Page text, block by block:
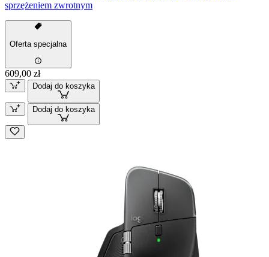
sprzężeniem zwrotnym
Oferta specjalna
609,00 zł
Dodaj do koszyka
Dodaj do koszyka